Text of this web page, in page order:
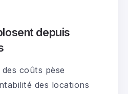
depuis
coûts pèse
des locations